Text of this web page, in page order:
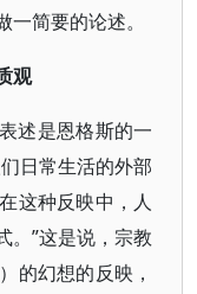
简要的论述。
观
述是恩格斯的一
日常生活的外部
这种反映中，人
。”这是说，宗教
的幻想的反映，